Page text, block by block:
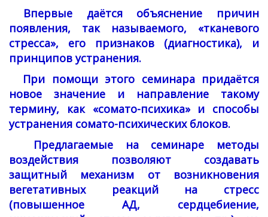
Впервые даётся объяснение причин
появления, так называемого, «тканевого
стресса», его признаков (диагностика), и
принципов устранения.
При помощи этого семинара придаётся
новое значение и направление такому
термину, как «сомато-психика» и способы
устранения сомато-психических блоков.
Предлагаемые на семинаре методы
воздействия позволяют создавать
защитный механизм от возникновения
вегетативных реакций на стресс
(повышенное АД, сердцебиение,